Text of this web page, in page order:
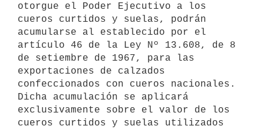
otorgue el Poder Ejecutivo a los
cueros curtidos y suelas, podrán
acumularse al establecido por el
artículo 46 de la Ley Nº 13.608, de 8
de setiembre de 1967, para las
exportaciones de calzados
confeccionados con cueros nacionales.
Dicha acumulación se aplicará
exclusivamente sobre el valor de los
cueros curtidos y suelas utilizados